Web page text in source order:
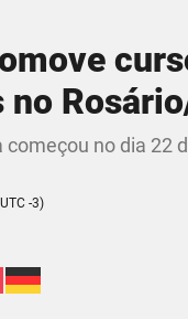
no
no dia 22
-3)